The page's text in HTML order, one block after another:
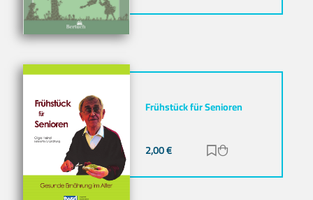
Frühstück für Senioren
2,00€ Zur Merkliste